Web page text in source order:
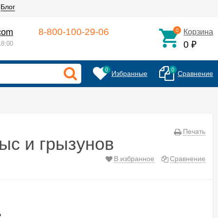
Блог
8-800-100-29-06 0 Корзина
0 ₽
0 Избранные 0 Сравнение
Печать
и грызунов
В избранное Сравнение